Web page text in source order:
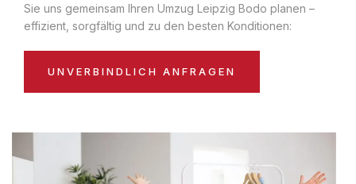
Sie uns gemeinsam Ihren Umzug Leipzig Bodo planen –
effizient, sorgfältig und zu den besten Konditionen:
UNVERBINDLICH ANFRAGEN